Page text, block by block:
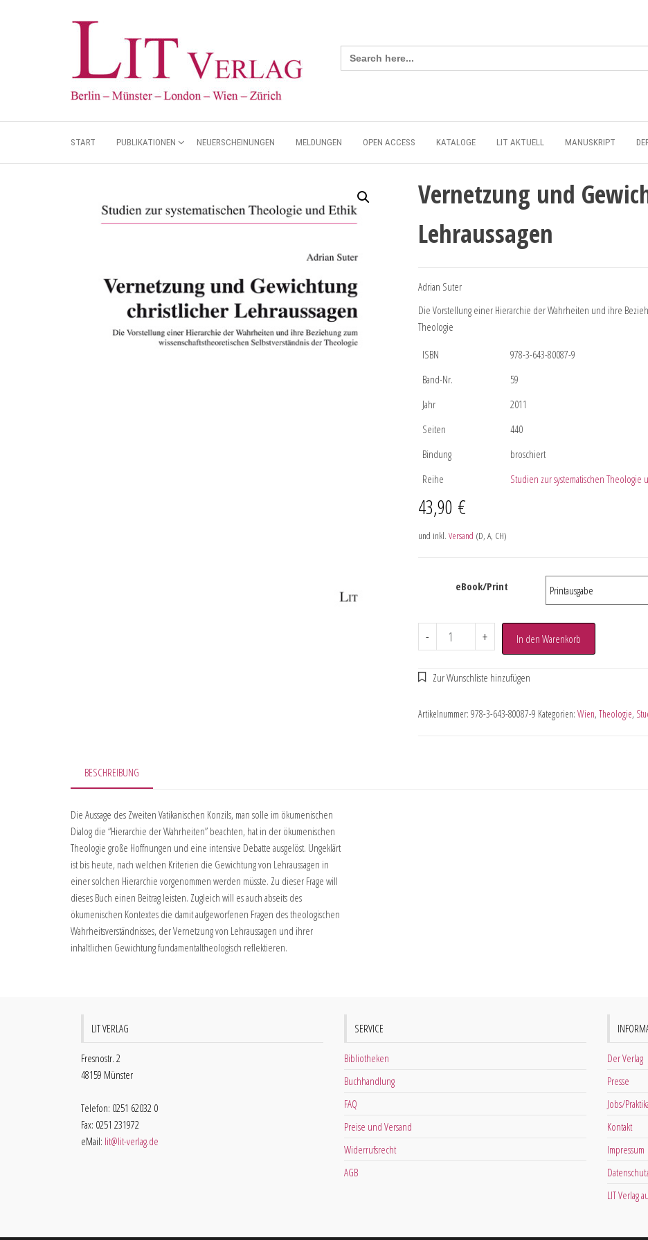
Search
for:
START PUBLIKATIONEN NEUERSCHEINUNGEN MELDUNGEN OPEN ACCESS KATALOGE LIT AKTUELL MANUSKRIPT
Vernetzung und
Lehraussagen
Adrian Suter
Die Vorstellung einer Hierarchie der Wahrheiten und ihre
Theologie
ISBN
978-3-643-80087-9
Band-Nr.
59
Jahr
2011
Seiten
440
Bindung
broschiert
Reihe
Studien zur systematischen Theologie
43,90 €
und inkl. Versand (D, A, CH)
eBook/Print
- + In den Warenkorb
Artikelnummer: 978-3-643-80087-9 Kategorien: Wien, Theologie,
BESCHREIBUNG
Die Aussage des Zweiten Vatikanischen Konzils, man solle im ökumenischen
Dialog die “Hierarchie der Wahrheiten” beachten, hat in der ökumenischen
Theologie große Hoffnungen und eine intensive Debatte ausgelöst. Ungeklärt
ist bis heute, nach welchen Kriterien die Gewichtung von Lehraussagen in
einer solchen Hierarchie vorgenommen werden müsste. Zu dieser Frage will
dieses Buch einen Beitrag leisten. Zugleich will es auch abseits des
ökumenischen Kontextes die damit aufgeworfenen Fragen des theologischen
Wahrheitsverständnisses, der Vernetzung von Lehraussagen und ihrer
inhaltlichen Gewichtung fundamentaltheologisch reflektieren.
LIT VERLAG
Fresnostr. 2
48159 Münster
Telefon: 0251 62032 0
Fax: 0251 231972
eMail: lit@lit-verlag.de
SERVICE
Bibliotheken
Buchhandlung
FAQ
Preise und Versand
Widerrufsrecht
AGB
Der Verlag
Presse
Jobs/
Kontakt
Impressum
Datenschutz
LIT Verlag